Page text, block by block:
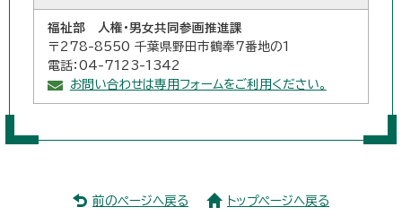
福祉部 人権・男女共同参画推進課
〒278-8550 千葉県野田市鶴奉7番地の1
電話：04-7123-1342
お問い合わせは専用フォームをご利用ください。
前のページへ戻る トップページへ戻る